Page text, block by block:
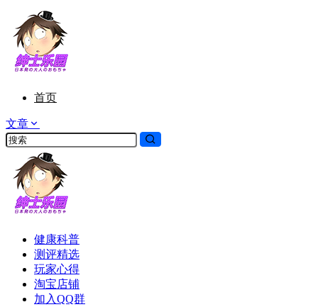
首页
文章
健康科普
测评精选
玩家心得
淘宝店铺
加入QQ群